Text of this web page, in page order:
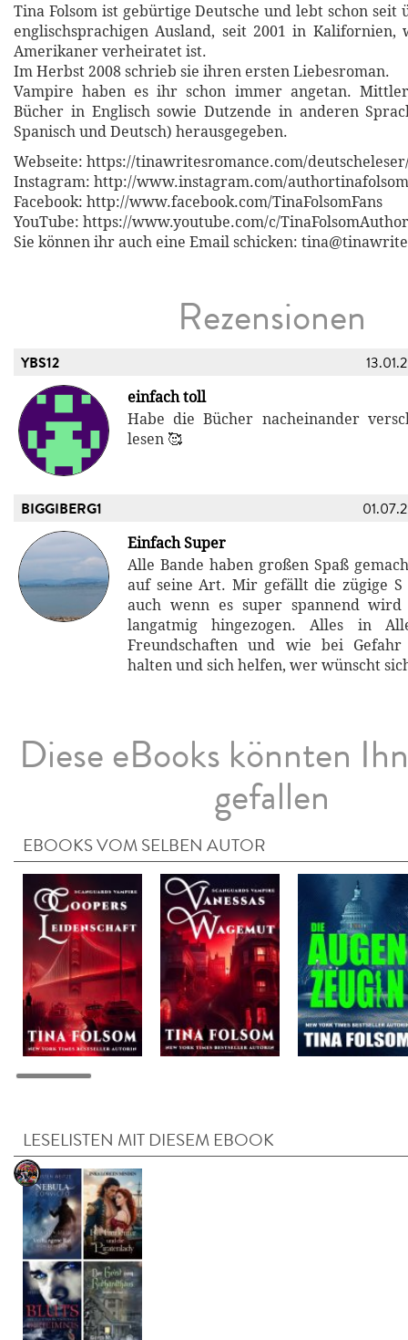
Tina Folsom ist gebürtige Deutsche und lebt schon seit
englischsprachigen Ausland, seit 2001 in
Amerikaner verheiratet ist.
Im Herbst 2008 schrieb sie ihren ersten Liebesroman.
Vampire haben es ihr schon immer angetan.
Bücher in Englisch sowie Dutzende in anderen
Spanisch und Deutsch) herausgegeben.
Webseite: https://tinawritesromance.com/
Instagram: http://www.instagram.com/authortinafolsom
Facebook: http://www.facebook.com/TinaFolsomFans
YouTube: https://www.youtube.com/c/TinaFolsomAuthor
Sie können ihr auch eine Email schicken:
Rezensionen
YBS12
einfach toll
Habe die Bücher nacheinander
lesen 🥰
BIGGIBERG1
Einfach Super
Alle Bande haben großen Spaß
auf seine Art. Mir gefällt die zügige
auch wenn es super spannend
langatmig hingezogen. Alles in
Freundschaften und wie bei Gefahr
halten und sich helfen, wer wünscht
Diese eBooks könnten
gefallen
EBOOKS VOM SELBEN AUTOR
LESELISTEN MIT DIESEM EBOOK